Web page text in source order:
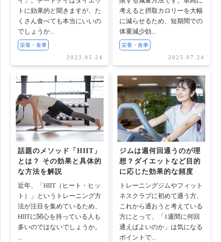
トに効果的と聞きますが、た
くさん食べても本当にいいの
でしょうか...
栄養・食事
2023.05.24
考えると摂取カロリーを大幅
に減らせるため、短期間での
体重減少効...
栄養・食事
2025.07.24
話題のメソッド「HIIT」
とは？ その効果と具体的
な方法を解説
近年、「HIIT（ヒート・ヒッ
ト）」というトレーニング方
法が注目を集めているため、
HIITに関心を持っている人も
多いのではないでしょうか。
...
ジムは週何回通うのが理
想？ダイエットなど目的
に応じた効果的な頻度
トレーニングジムやフィット
ネスクラブに初めて通う方、
これから通おうと考えている
方にとって、「1週間に何回
通えばよいのか」は気になる
ポイントで...